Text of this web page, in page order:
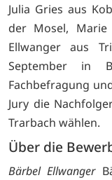
Julia Gries aus
der Mosel, Marie
Ellwanger aus
September in
Fachbefragung
Jury die
Trarbach wählen.
Über die
Bärbel Ellwanger